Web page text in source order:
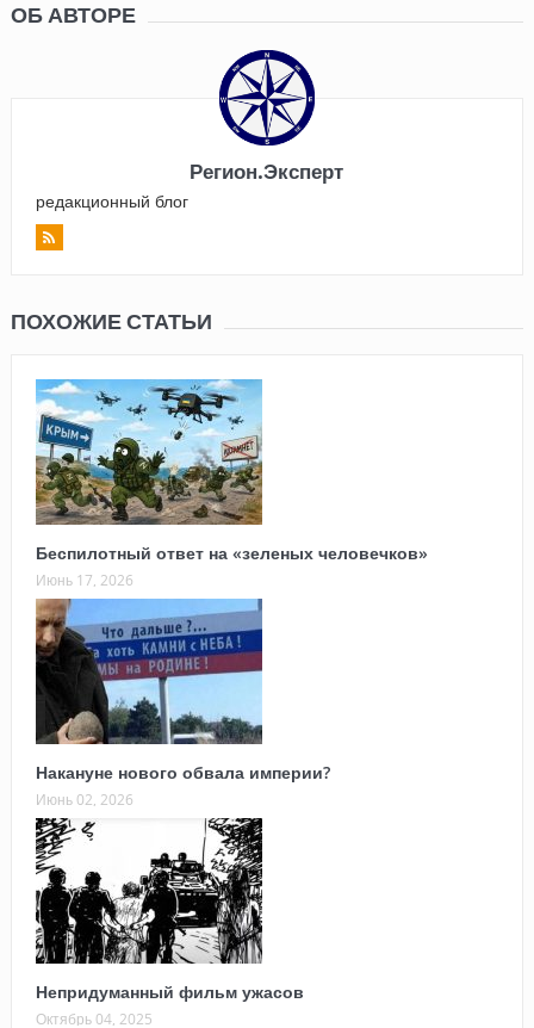
ОБ АВТОРЕ
Регион.Эксперт
редакционный блог
ПОХОЖИЕ СТАТЬИ
Беспилотный ответ на «зеленых человечков»
Июнь 17, 2026
Накануне нового обвала империи?
Июнь 02, 2026
Непридуманный фильм ужасов
Октябрь 04, 2025